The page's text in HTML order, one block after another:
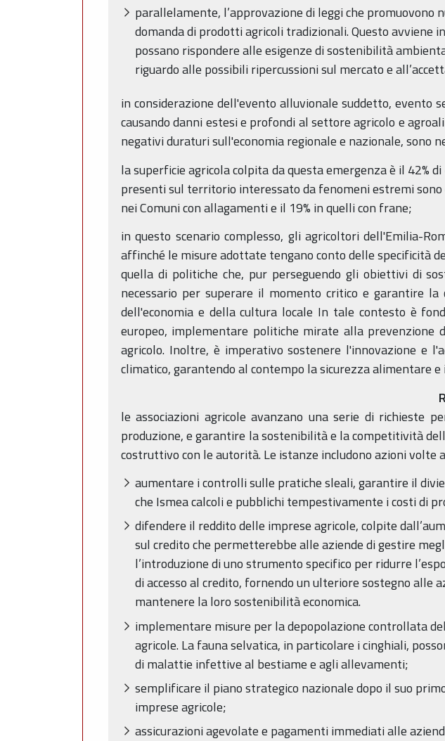
parallelamente, l’approvazione di leggi che
domanda di prodotti agricoli tradizionali. Questo avviene
possano rispondere alle esigenze di sostenibilità
riguardo alle possibili ripercussioni sul mercato e
in considerazione dell'evento alluvionale suddetto, evento
causando danni estesi e profondi al settore agricolo e
negativi duraturi sull'economia regionale e nazionale, sono
la superficie agricola colpita da questa emergenza è il
presenti sul territorio interessato da fenomeni estremi
nei Comuni con allagamenti e il 19% in quelli con frane;
in questo scenario complesso, gli agricoltori dell'Emilia-
affinché le misure adottate tengano conto delle specificità
quella di politiche che, pur perseguendo gli obiettivi di
necessario per superare il momento critico e garantire
dell'economia e della cultura locale In tale contesto è
europeo, implementare politiche mirate alla
agricolo. Inoltre, è imperativo sostenere l'innovazione e
climatico, garantendo al contempo la sicurezza alimentare
le associazioni agricole avanzano una serie di
produzione, e garantire la sostenibilità e la competitività
costruttivo con le autorità. Le istanze includono azioni volte
aumentare i controlli sulle pratiche sleali, garantire il
che Ismea calcoli e pubblichi tempestivamente i costi di
difendere il reddito delle imprese agricole, colpite
sul credito che permetterebbe alle aziende di gestire
l’introduzione di uno strumento specifico per ridurre
di accesso al credito, fornendo un ulteriore sostegno alle
mantenere la loro sostenibilità economica.
implementare misure per la depopolazione controllata
agricole. La fauna selvatica, in particolare i cinghiali,
di malattie infettive al bestiame e agli allevamenti;
semplificare il piano strategico nazionale dopo il suo
imprese agricole;
assicurazioni agevolate e pagamenti immediati alle